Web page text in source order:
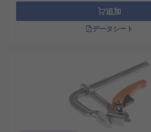
追加
データシート